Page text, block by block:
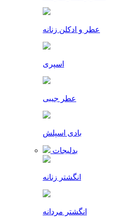
عطر و ادکلن زنانه
اسپری
عطر جیبی
بادی اسپلش
بدلیجات
انگشتر زنانه
انگشتر مردانه